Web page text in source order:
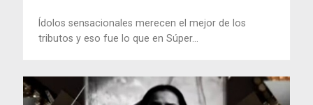
Ídolos sensacionales merecen el mejor de los
tributos y eso fue lo que en Súper...